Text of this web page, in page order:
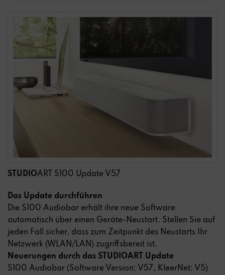
STUDIOART S100 Update V57
Das Update durchführen
Die S100 Audiobar erhält ihre neue Software
automatisch über einen Geräte-Neustart. Stellen Sie auf
jeden Fall sicher, dass zum Zeitpunkt des Neustarts Ihr
Netzwerk (WLAN/LAN) zugriffsbereit ist.
Neuerungen durch das STUDIOART Update
S100 Audiobar (Software Version: V57, KleerNet: V5)